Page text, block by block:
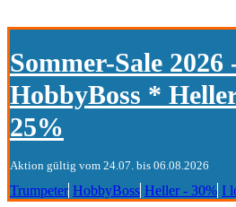
Sommer-Sale
HobbyBoss *
25%
Aktion gültig vom 24.07. bis 06.08.2026
Trumpeter HobbyBoss Heller - 30% I